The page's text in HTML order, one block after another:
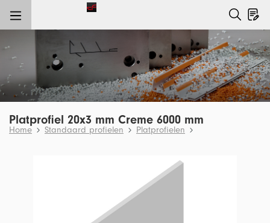
Platprofiel 20x3 mm Creme 6000 mm
Home Standaard profielen Platprofielen